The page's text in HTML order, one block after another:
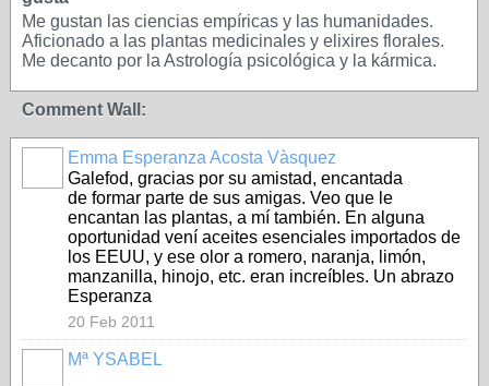
Me gustan las ciencias empíricas y las humanidades.
Aficionado a las plantas medicinales y elixires florales.
Me decanto por la Astrología psicológica y la kármica.
Comment Wall:
Emma Esperanza Acosta Vàsquez
Galefod, gracias por su amistad, encantada
de formar parte de sus amigas. Veo que le
encantan las plantas, a mí también. En alguna
oportunidad vení aceites esenciales importados de
los EEUU, y ese olor a romero, naranja, limón,
manzanilla, hinojo, etc. eran increíbles. Un abrazo
Esperanza
20 Feb 2011
Mª YSABEL